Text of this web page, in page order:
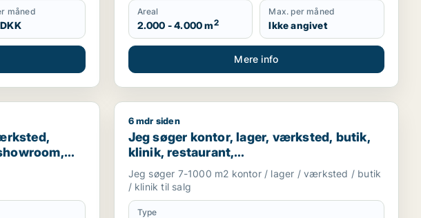
måned Areal
2.000 - 4.000 m2
Max. per måned
Ikke angivet
Mere info
butik, undervisningslokale, showroom, erhvervsgrund,
eller
eller
Jeg søger kontor, lager, værksted, butik, klinik,
6 mdr siden
Jeg søger kontor, lager, værksted, butik,
klinik, restaurant,
boligudlejningsejendom, hotel eller
produktionslokaler til salg i Vordingborg,
Guldborgsund eller Lolland
Jeg søger 7-1000 m2 kontor / lager / værksted / butik
/ klinik til salg
Type